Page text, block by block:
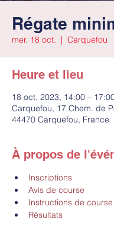
Régate
mer. 18 oct.
  |
Carquefou
Heure et lieu
18 oct. 2023, 14:00 –
Carquefou, 17 Chem. de
44470 Carquefou, France
À propos de
Inscriptions
Avis de course
Instructions de course
Résultats